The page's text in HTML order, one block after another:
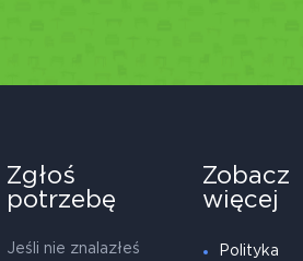
Zgłoś
potrzebę
Jeśli nie znalazłeś
Zobacz
więcej
Polityka